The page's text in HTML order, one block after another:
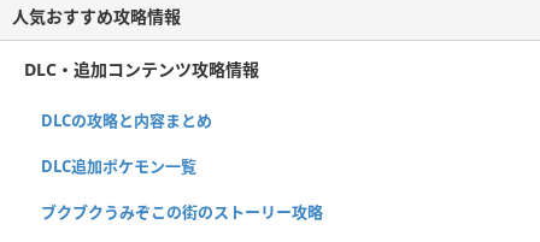
人気おすすめ攻略情報
DLC・追加コンテンツ攻略情報
DLCの攻略と内容まとめ
DLC追加ポケモン一覧
ブクブクうみぞこの街のストーリー攻略